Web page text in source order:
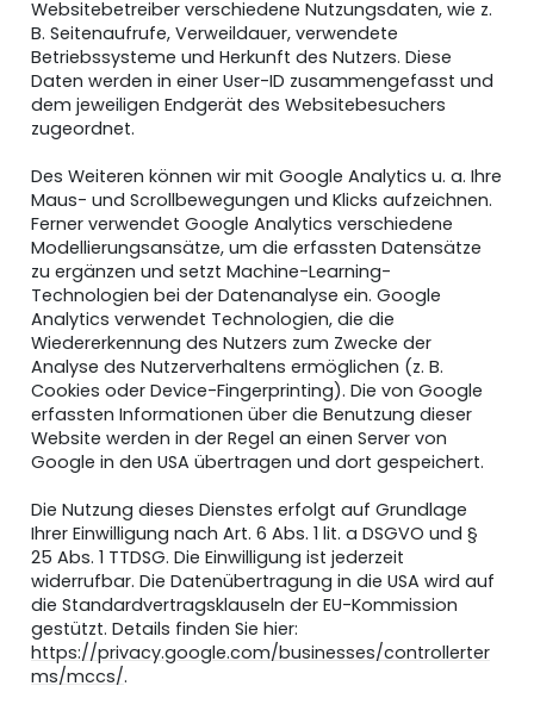
Websitebetreiber verschiedene Nutzungsdaten, wie z.
B. Seitenaufrufe, Verweildauer, verwendete
Betriebssysteme und Herkunft des Nutzers. Diese
Daten werden in einer User-ID zusammengefasst und
dem jeweiligen Endgerät des Websitebesuchers
zugeordnet.
Des Weiteren können wir mit Google Analytics u. a. Ihre
Maus- und Scrollbewegungen und Klicks aufzeichnen.
Ferner verwendet Google Analytics verschiedene
Modellierungsansätze, um die erfassten Datensätze
zu ergänzen und setzt Machine-Learning-
Technologien bei der Datenanalyse ein. Google
Analytics verwendet Technologien, die die
Wiedererkennung des Nutzers zum Zwecke der
Analyse des Nutzerverhaltens ermöglichen (z. B.
Cookies oder Device-Fingerprinting). Die von Google
erfassten Informationen über die Benutzung dieser
Website werden in der Regel an einen Server von
Google in den USA übertragen und dort gespeichert.
Die Nutzung dieses Dienstes erfolgt auf Grundlage
Ihrer Einwilligung nach Art. 6 Abs. 1 lit. a DSGVO und §
25 Abs. 1 TTDSG. Die Einwilligung ist jederzeit
widerrufbar. Die Datenübertragung in die USA wird auf
die Standardvertragsklauseln der EU-Kommission
gestützt. Details finden Sie hier:
https://privacy.google.com/businesses/controllerter
ms/mccs/.